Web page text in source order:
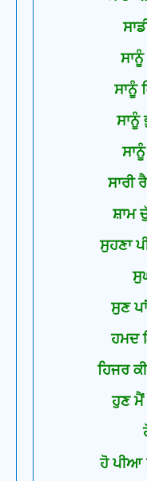
ਸਾਨੂੰ
ਸਾਨੂੰ
ਸਾਨੂੰ
ਸਾਰੀ
ਸ਼ਾਮ
ਸੁਹਣਾ
ਸੁਣ
ਹਮਦ
ਹਿਜਰ
ਹੁਣ ਮੈਂ
ਹੋ ਪੀਆ